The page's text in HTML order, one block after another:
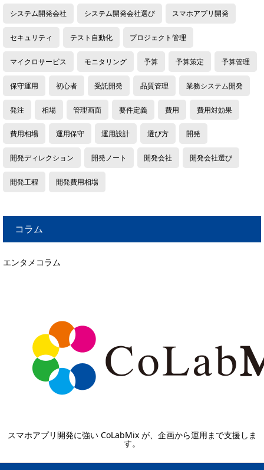
システム開発会社 システム開発会社選び スマホアプリ開発
セキュリティ テスト自動化 プロジェクト管理
マイクロサービス モニタリング 予算 予算策定 予算管理
保守運用 初心者 受託開発 品質管理 業務システム開発
発注 相場 管理画面 要件定義 費用 費用対効果
費用相場 運用保守 運用設計 選び方 開発
開発ディレクション 開発ノート 開発会社 開発会社選び
開発工程 開発費用相場
コラム
エンタメコラム
スマホアプリ開発に強い CoLabMix が、企画から運用まで支援しま
す。